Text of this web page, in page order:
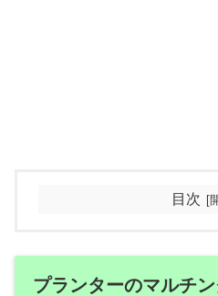
目次
プランターのマルチ